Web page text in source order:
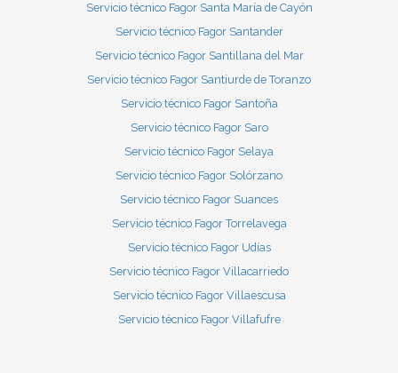
Servicio técnico Fagor Santa María de Cayón
Servicio técnico Fagor Santander
Servicio técnico Fagor Santillana del Mar
Servicio técnico Fagor Santiurde de Toranzo
Servicio técnico Fagor Santoña
Servicio técnico Fagor Saro
Servicio técnico Fagor Selaya
Servicio técnico Fagor Solórzano
Servicio técnico Fagor Suances
Servicio técnico Fagor Torrelavega
Servicio técnico Fagor Udías
Servicio técnico Fagor Villacarriedo
Servicio técnico Fagor Villaescusa
Servicio técnico Fagor Villafufre